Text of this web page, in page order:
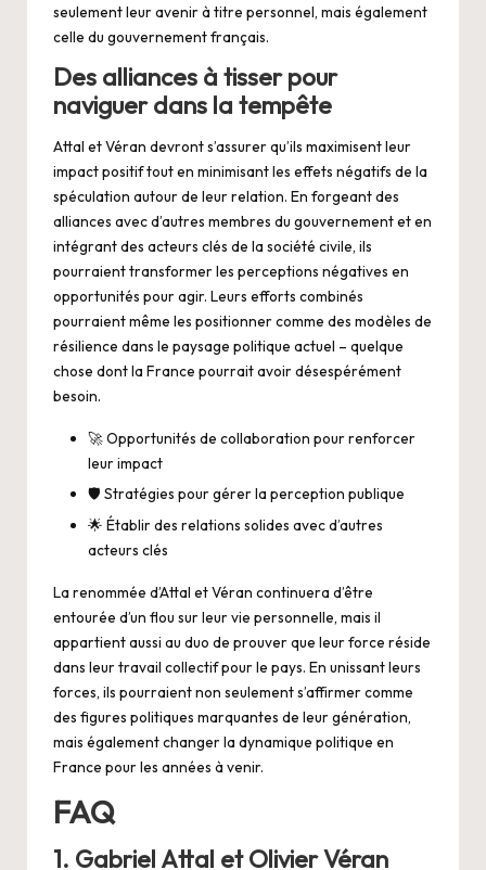
seulement leur avenir à titre personnel, mais également
celle du gouvernement français.
Des alliances à tisser pour
naviguer dans la tempête
Attal et Véran devront s’assurer qu’ils maximisent leur
impact positif tout en minimisant les effets négatifs de la
spéculation autour de leur relation. En forgeant des
alliances avec d’autres membres du gouvernement et en
intégrant des acteurs clés de la société civile, ils
pourraient transformer les perceptions négatives en
opportunités pour agir. Leurs efforts combinés
pourraient même les positionner comme des modèles de
résilience dans le paysage politique actuel – quelque
chose dont la France pourrait avoir désespérément
besoin.
🚀 Opportunités de collaboration pour renforcer
leur impact
🛡️ Stratégies pour gérer la perception publique
🌟 Établir des relations solides avec d’autres
acteurs clés
La renommée d’Attal et Véran continuera d’être
entourée d’un flou sur leur vie personnelle, mais il
appartient aussi au duo de prouver que leur force réside
dans leur travail collectif pour le pays. En unissant leurs
forces, ils pourraient non seulement s’affirmer comme
des figures politiques marquantes de leur génération,
mais également changer la dynamique politique en
France pour les années à venir.
FAQ
1. Gabriel Attal et Olivier Véran